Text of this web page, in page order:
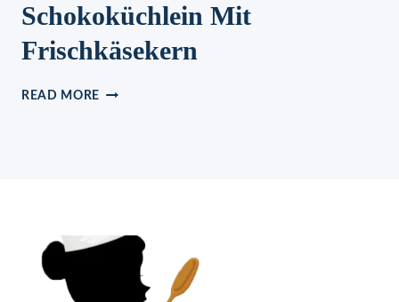
Schokoküchlein Mit
Frischkäsekern
READ MORE SCHOKOKÜCHLEIN